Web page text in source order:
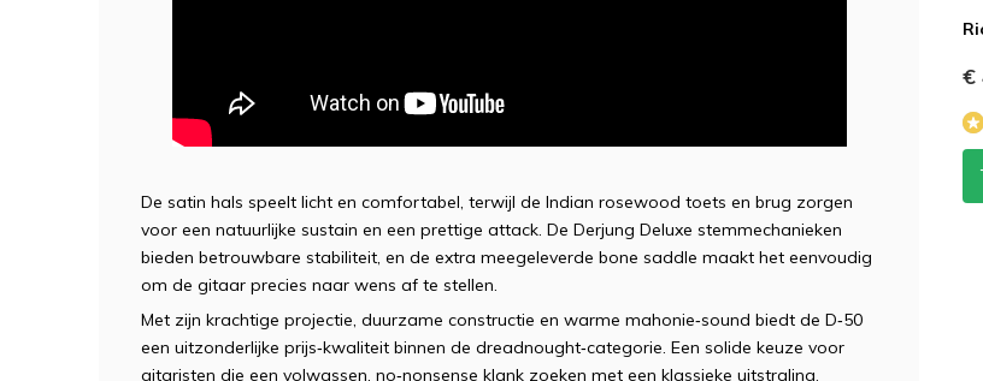
De satin hals speelt licht en comfortabel, terwijl de Indian rosewood toets en brug zorgen
voor een natuurlijke sustain en een prettige attack. De Derjung Deluxe stemmechanieken
bieden betrouwbare stabiliteit, en de extra meegeleverde bone saddle maakt het eenvoudig
om de gitaar precies naar wens af te stellen.
Met zijn krachtige projectie, duurzame constructie en warme mahonie‑sound biedt de D‑50
een uitzonderlijke prijs‑kwaliteit binnen de dreadnought‑categorie. Een solide keuze voor
gitaristen die een volwassen, no‑nonsense klank zoeken met een klassieke uitstraling.
€